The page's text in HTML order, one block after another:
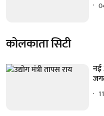
कोलकाता सिटी
नई